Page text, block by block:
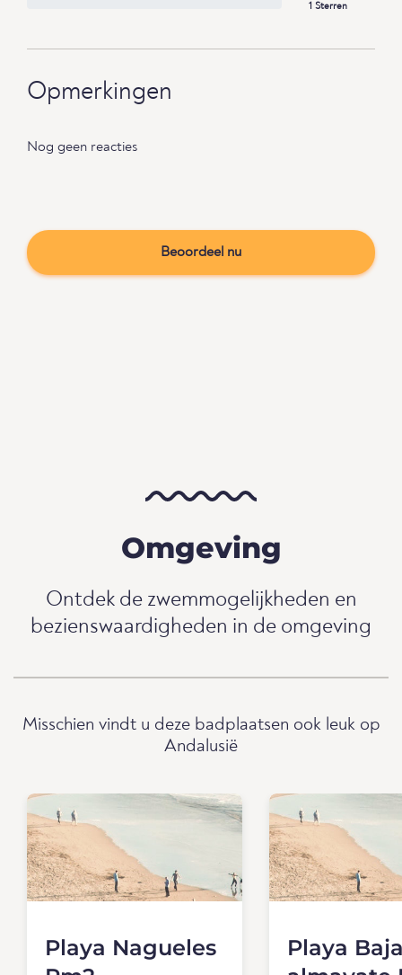
1 Sterren
Opmerkingen
Nog geen reacties
Beoordeel nu
Omgeving
Ontdek de zwemmogelijkheden en
bezienswaardigheden in de omgeving
Misschien vindt u deze badplaatsen ook leuk op
Andalusië
Playa Nagueles
Playa